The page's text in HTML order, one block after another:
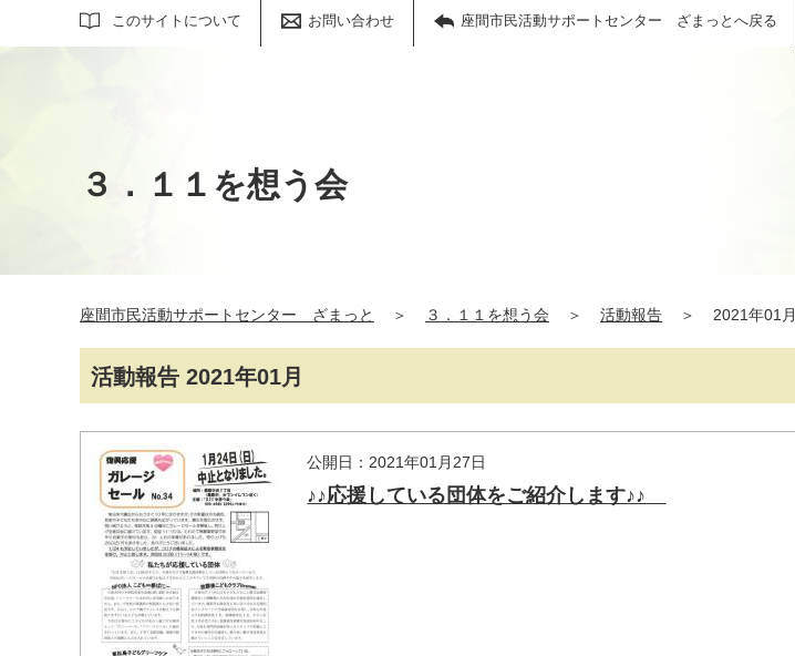
このサイトについて お問い合わせ 座間市民活動サポートセンター ざまっとへ戻る
サイト内検索
３．１１を想う会
座間市民活動サポートセンター ざまっと ＞ ３．１１を想う会 ＞ 活動報告 ＞ 2021年01月
活動報告 2021年01月
公開日：2021年01月27日
♪♪応援している団体をご紹介します♪♪